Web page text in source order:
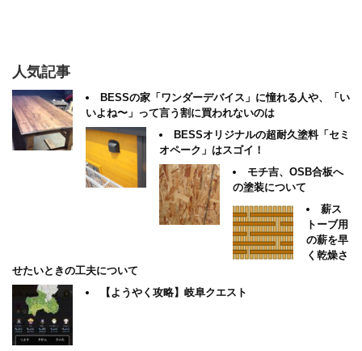
人気記事
BESSの家「ワンダーデバイス」に憧れる人や、「い
いよね〜」って言う割に買われないのは
BESSオリジナルの超耐久塗料「セミ
オペーク」はスゴイ！
モチ吉、OSB合板へ
の塗装について
薪ス
トーブ用
の薪を早
く乾燥さ
せたいときの工夫について
【ようやく攻略】岐阜クエスト